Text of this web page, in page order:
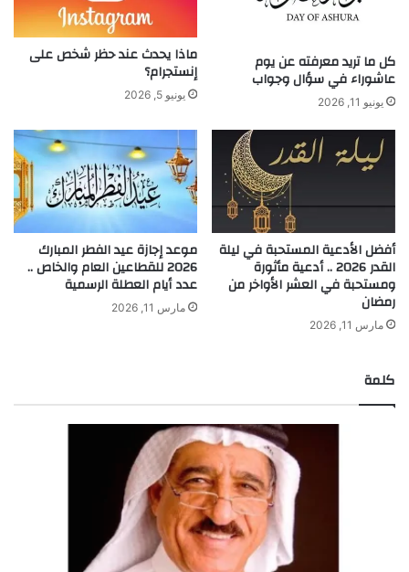
كل ما تريد معرفته عن يوم
عاشوراء في سؤال وجواب
يونيو 11, 2026
ماذا يحدث عند حظر شخص على
إنستجرام؟
يونيو 5, 2026
أفضل الأدعية المستحبة في ليلة
القدر 2026 .. أدعية مأثورة
ومستحبة في العشر الأواخر من
رمضان
مارس 11, 2026
موعد إجازة عيد الفطر المبارك
2026 للقطاعين العام والخاص ..
عدد أيام العطلة الرسمية
مارس 11, 2026
كلمة